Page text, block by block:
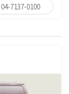
04-7137-0100